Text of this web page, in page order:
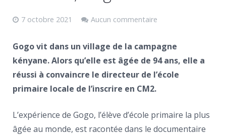
7 octobre 2021 Aucun commentaire
Gogo vit dans un village de la campagne
kényane. Alors qu’elle est âgée de 94 ans, elle a
réussi à convaincre le directeur de l’école
primaire locale de l’inscrire en CM2.
L’expérience de Gogo, l’élève d’école primaire la plus
âgée au monde, est racontée dans le documentaire